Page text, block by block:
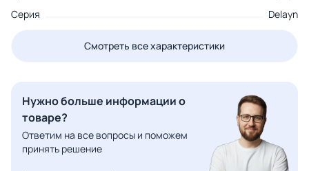
Серия
Delayn
Смотреть все характеристики
Нужно больше информации о
товаре?
Ответим на все вопросы и поможем
принять решение